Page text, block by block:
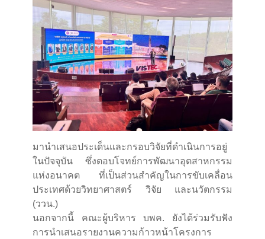
มานำเสนอประเด็นและกรอบวิจัยที่ดำเนินการอยู่
ในปัจจุบัน ซึ่งตอบโจทย์การพัฒนาอุตสาหกรรม
แห่งอนาคต ที่เป็นส่วนสำคัญในการขับเคลื่อน
ประเทศด้วยวิทยาศาสตร์ วิจัย และนวัตกรรม
(ววน.)
นอกจากนี้ คณะผู้บริหาร บพค. ยังได้ร่วมรับฟัง
การนำเสนอรายงานความก้าวหน้าโครงการ